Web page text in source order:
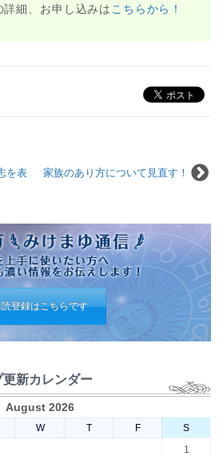
細、お申し込みは こちらから！
家族のあり方について見直す！
を表
登録はこちらです
更新カレンダー
August 2026
W T F
S
1